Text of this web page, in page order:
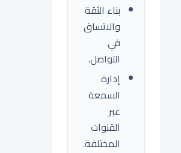
بناء الثقة
والاتساق
في
التواصل.
إدارة
السمعة
عبر
القنوات
المختلفة.